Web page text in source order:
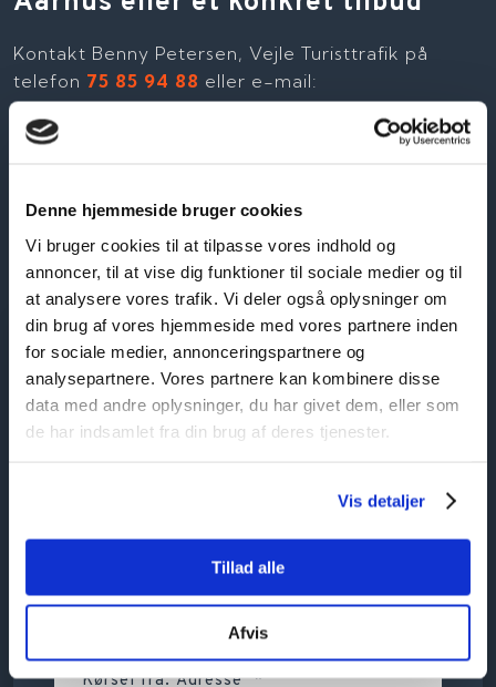
Denne hjemmeside bruger cookies
Vi bruger cookies til at tilpasse vores indhold og
annoncer, til at vise dig funktioner til sociale medier og til
at analysere vores trafik. Vi deler også oplysninger om
din brug af vores hjemmeside med vores partnere inden
for sociale medier, annonceringspartnere og
analysepartnere. Vores partnere kan kombinere disse
data med andre oplysninger, du har givet dem, eller som
de har indsamlet fra din brug af deres tjenester.
Vis detaljer
Tillad alle
Afvis
Kontakt Benny Petersen, Vejle Turisttrafik på
telefon 75 85 94 88 eller e-mail:
vt@vejleturisttrafik.dkog få et tilbud på leje af
bus med chauffør, buskørsel med turistbusser fra
matcher dit behov.
Få et tilbud
Indtast dine ønsker til en tur og få et
tilbud fra Vejle Turisttrafik. Du modtager
en kvittering på mail, når din